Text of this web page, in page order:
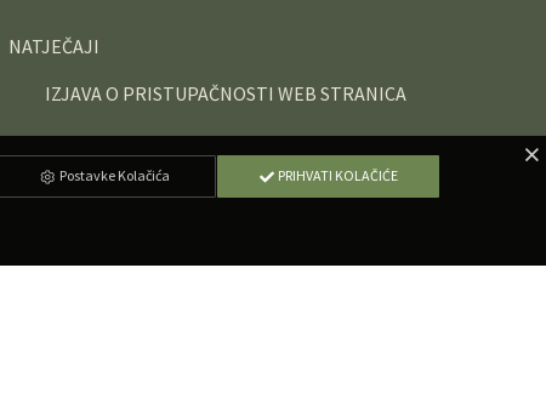
NATJEČAJI
IZJAVA O PRISTUPAČNOSTI WEB STRANICA
Postavke Kolačića PRIHVATI KOLAČIĆE